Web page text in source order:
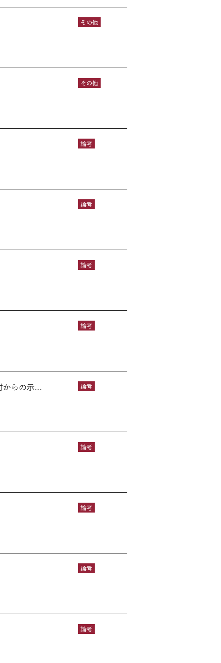
その他
その他
論考
論考
論考
論考
論考
らの示...
論考
論考
論考
論考